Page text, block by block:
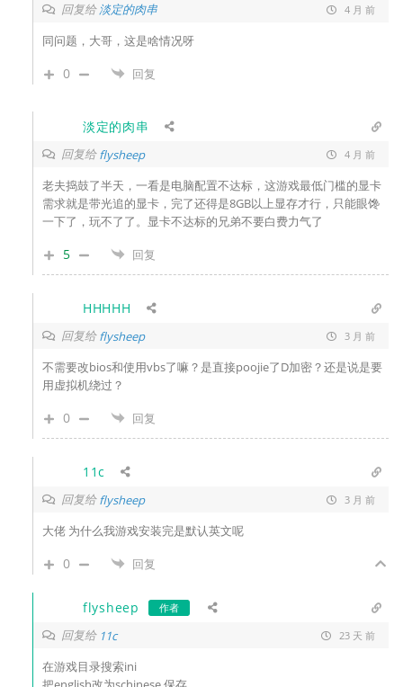
回复给淡定的肉串 4 月 前
同问题，大哥，这是啥情况呀
0 回复
淡定的肉串
回复给flysheep 4 月 前
老夫捣鼓了半天，一看是电脑配置不达标，这游戏最低门槛的显卡
需求就是带光追的显卡，完了还得是8GB以上显存才行，只能眼馋
一下了，玩不了了。显卡不达标的兄弟不要白费力气了
5 回复
HHHHH
回复给flysheep 3 月 前
不需要改bios和使用vbs了嘛？是直接poojie了D加密？还是说是要
用虚拟机绕过？
0 回复
11c
回复给flysheep 3 月 前
大佬 为什么我游戏安装完是默认英文呢
0 回复
flysheep 作者
回复给 11c 23 天 前
在游戏目录搜索ini